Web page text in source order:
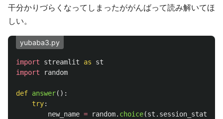
干分かりづらくなってしまったががんばって読み解いてほ
しい。
yubaba3.py
import streamlit as
st
import
random
def answer():
try:
new_name = random. choice(st . session_state